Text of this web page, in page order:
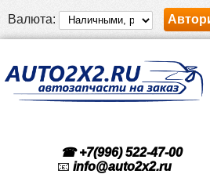
Валюта:
☎ +7(996) 522-47-00
📧 info@auto2x2.ru